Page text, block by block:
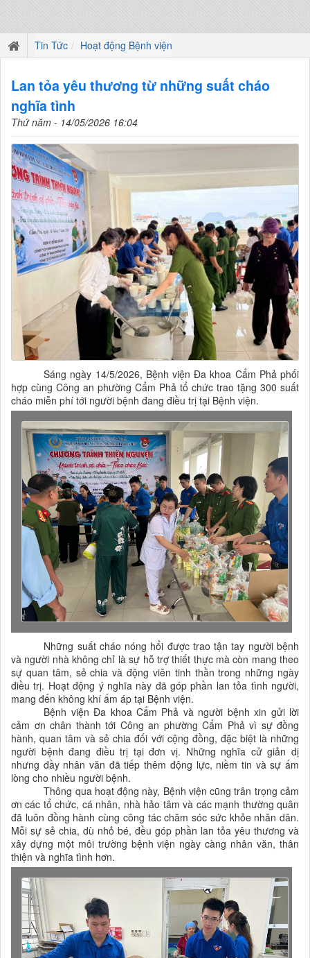
Tin Tức Hoạt động Bệnh viện
Lan tỏa yêu thương từ những suất cháo
nghĩa tình
Thứ năm - 14/05/2026 16:04
Sáng ngày 14/5/2026, Bệnh viện Đa khoa Cẩm Phả phối
hợp cùng Công an phường Cẩm Phả tổ chức trao tặng 300 suất
cháo miễn phí tới người bệnh đang điều trị tại Bệnh viện.
Những suất cháo nóng hổi được trao tận tay người bệnh
và người nhà không chỉ là sự hỗ trợ thiết thực mà còn mang theo
sự quan tâm, sẻ chia và động viên tinh thần trong những ngày
điều trị. Hoạt động ý nghĩa này đã góp phần lan tỏa tình người,
mang đến không khí ấm áp tại Bệnh viện.
Bệnh viện Đa khoa Cẩm Phả và người bệnh xin gửi lời
cảm ơn chân thành tới Công an phường Cẩm Phả vì sự đồng
hành, quan tâm và sẻ chia đối với cộng đồng, đặc biệt là những
người bệnh đang điều trị tại đơn vị. Những nghĩa cử giản dị
nhưng đầy nhân văn đã tiếp thêm động lực, niềm tin và sự ấm
lòng cho nhiều người bệnh.
Thông qua hoạt động này, Bệnh viện cũng trân trọng cảm
ơn các tổ chức, cá nhân, nhà hảo tâm và các mạnh thường quân
đã luôn đồng hành cùng công tác chăm sóc sức khỏe nhân dân.
Mỗi sự sẻ chia, dù nhỏ bé, đều góp phần lan tỏa yêu thương và
xây dựng một môi trường bệnh viện ngày càng nhân văn, thân
thiện và nghĩa tình hơn.